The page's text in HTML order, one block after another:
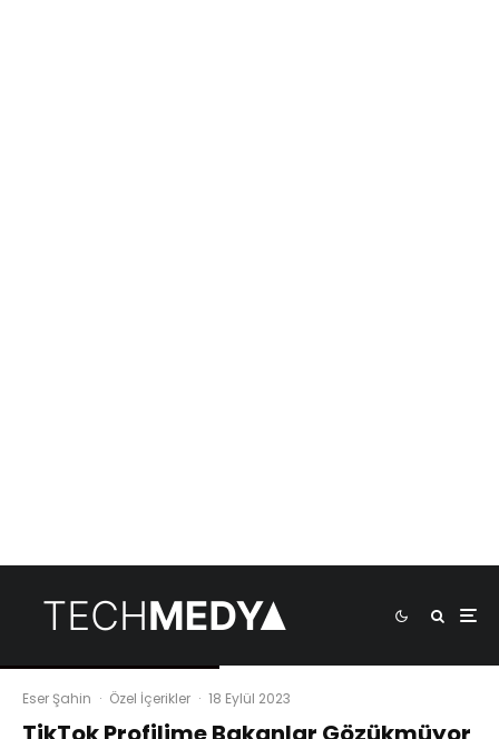
Eser Şahin · Özel İçerikler · 18 Eylül 2023